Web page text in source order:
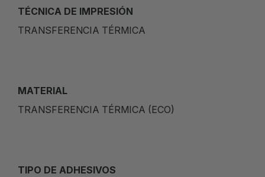
TÉCNICA DE IMPRESIÓN
TRANSFERENCIA TÉRMICA
MATERIAL
TRANSFERENCIA TÉRMICA (ECO)
TIPO DE ADHESIVOS